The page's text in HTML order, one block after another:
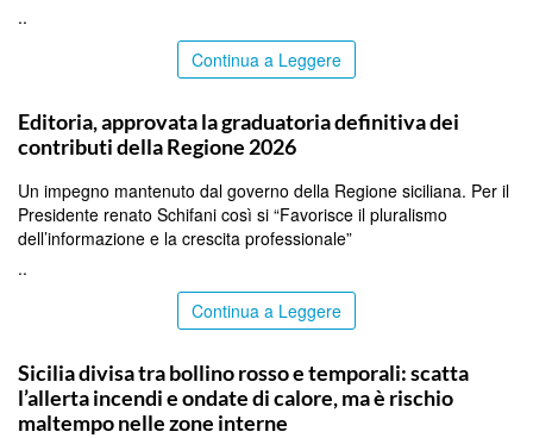
..
Continua a Leggere
Editoria, approvata la graduatoria definitiva dei
contributi della Regione 2026
Un impegno mantenuto dal governo della Regione siciliana. Per il
Presidente renato Schifani così si “Favorisce il pluralismo
dell’informazione e la crescita professionale”
..
Continua a Leggere
Sicilia divisa tra bollino rosso e temporali: scatta
l’allerta incendi e ondate di calore, ma è rischio
maltempo nelle zone interne